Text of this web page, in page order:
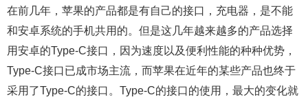
在前几年，苹果的产品都是有自己的接口，充电器，是不能
和安卓系统的手机共用的。但是这几年越来越多的产品选择
用安卓的Type-C接口，因为速度以及便利性能的种种优势，
Type-C接口已成市场主流，而苹果在近年的某些产品也终于
采用了Type-C的接口。Type-C的接口的使用，最大的变化就